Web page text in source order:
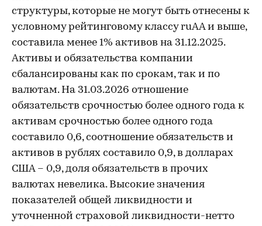
структуры, которые не могут быть отнесены к
условному рейтинговому классу ruAA и выше,
составила менее 1% активов на 31.12.2025.
Активы и обязательства компании
сбалансированы как по срокам, так и по
валютам. На 31.03.2026 отношение
обязательств срочностью более одного года к
активам срочностью более одного года
составило 0,6, соотношение обязательств и
активов в рублях составило 0,9, в долларах
США – 0,9, доля обязательств в прочих
валютах невелика. Высокие значения
показателей общей ликвидности и
уточненной страховой ликвидности-нетто